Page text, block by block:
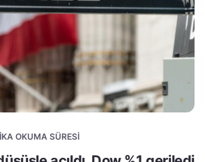
OKUMA SÜRESI